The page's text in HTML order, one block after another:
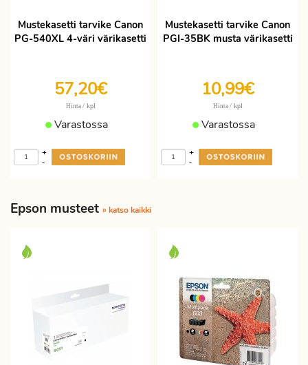
Mustekasetti tarvike Canon
PG-540XL 4-väri värikasetti
57,20€
Hinta / kpl
Varastossa
-
+
Mustekasetti tarvike Canon
PGI-35BK musta värikasetti
10,99€
Hinta / kpl
Varastossa
-
+
Epson musteet » katso kaikki